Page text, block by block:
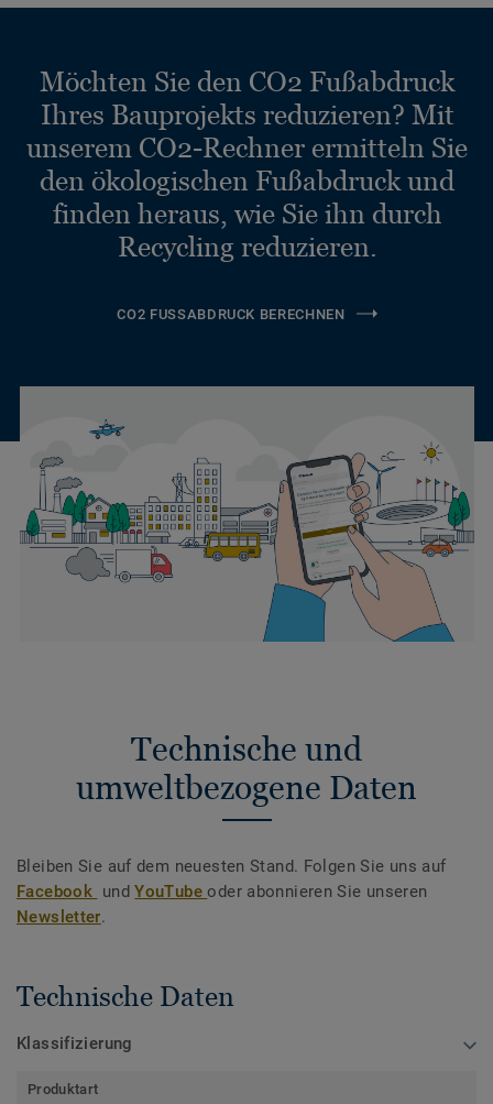
Möchten Sie den CO2 Fußabdruck
Ihres Bauprojekts reduzieren? Mit
unserem CO2-Rechner ermitteln Sie
den ökologischen Fußabdruck und
finden heraus, wie Sie ihn durch
Recycling reduzieren.
CO2 FUSSABDRUCK BERECHNEN
Technische und
umweltbezogene Daten
Bleiben Sie auf dem neuesten Stand. Folgen Sie uns auf
Facebook undYouTubeoder abonnieren Sie unseren
Newsletter.
Technische Daten
Klassifizierung
Produktart